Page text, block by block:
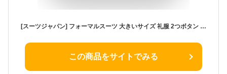
[スーツジャパン] フォーマルスーツ 大きいサイズ 礼服 2つボタン ウエストアジャスター ワンタック オールシーズン冠婚葬祭 結婚式 喪服 葬式 オールシーズン 洗えるスラックス 当日出荷 即日出荷 メンズ 【A】ブラック・KB体 dis-Formal-2B-k-FS8100K-10-KB4
この商品をサイトでみる